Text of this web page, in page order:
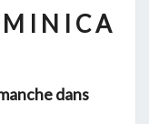
I N I C A
dans